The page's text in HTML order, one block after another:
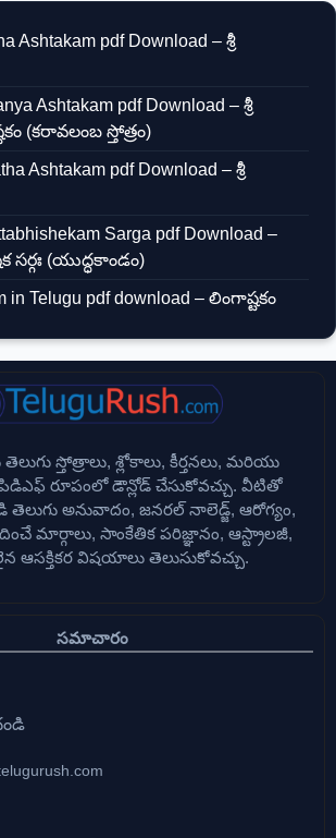
Ashtakam pdf Download – శ్రీ
Ashtakam pdf Download – శ్రీ
(కరావలంబ స్తోత్రం)
Ashtakam pdf Download – శ్రీ
Sarga pdf Download –
సర్గః (యుద్ధకాండం)
in Telugu pdf download – లింగాష్టకం
స్తోత్రాలు, శ్లోకాలు, కీర్తనలు, మరియు
పిడిఎఫ్ రూపంలో డౌన్లోడ్ చేసుకోవచ్చు. వీటితో
తెలుగు అనువాదం, జనరల్ నాలెడ్జ్, ఆరోగ్యం,
మార్గాలు, సాంకేతిక పరిజ్ఞానం, ఆస్ట్రాలజీ,
ఆసక్తికర విషయాలు తెలుసుకోవచ్చు.
సమాచారం